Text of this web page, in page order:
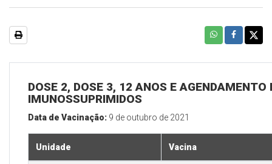
DOSE 2, DOSE 3, 12 ANOS E
IMUNOSSUPRIMIDOS
Data de Vacinação: 9 de outubro de 2021
Unidade Vacina